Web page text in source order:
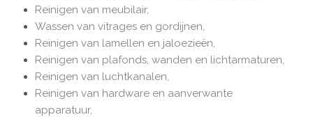
Reinigen van meubilair,
Wassen van vitrages en gordijnen,
Reinigen van lamellen en jaloezieën,
Reinigen van plafonds, wanden en lichtarmaturen,
Reinigen van luchtkanalen,
Reinigen van hardware en aanverwante
apparatuur,